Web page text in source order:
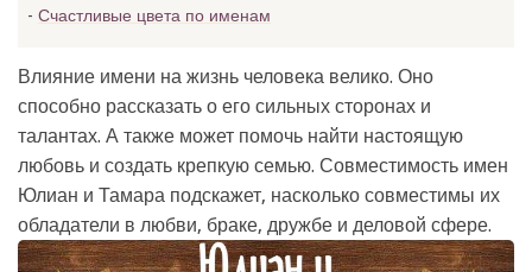
Счастливые цвета по именам
Влияние имени на жизнь человека велико. Оно
способно рассказать о его сильных сторонах и
талантах. А также может помочь найти настоящую
любовь и создать крепкую семью. Совместимость имен
Юлиан и Тамара подскажет, насколько совместимы их
обладатели в любви, браке, дружбе и деловой сфере.